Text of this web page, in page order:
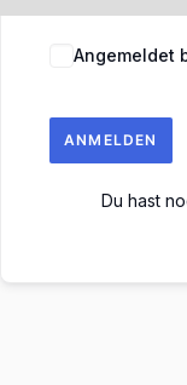
Angemeldet
ANMELDEN
Du hast